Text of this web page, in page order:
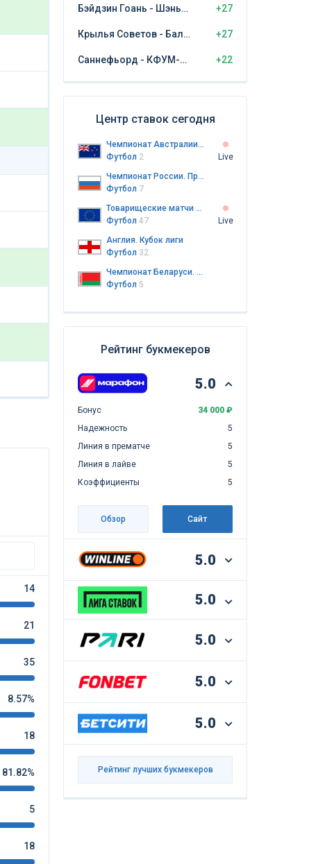
14
21
35
8.57%
18
81.82%
5
18
Бэйдзин Гоань - Шэньчжэнь Пэн Сити +27
Крылья Советов - Балтика Калининград +27
Саннефьорд - КФУМ-Камератене +22
Центр ставок сегодня
Чемпионат Австралии. Премьер-лига Северного Нового Южного Уэльса. Женщины
Футбол 2
Live
Чемпионат России. Премьер-лига
Футбол 7
Товарищеские матчи клубов
Футбол 47
Live
Англия. Кубок лиги
Футбол 32
Чемпионат Беларуси. Высшая лига
Футбол 5
Рейтинг букмекеров
5.0
Бонус
34 000 ₽
Надежность
5
Линия в прематче
5
Линия в лайве
5
Коэффициенты
5
Обзор Сайт
5.0
5.0
5.0
5.0
5.0
Рейтинг лучших букмекеров